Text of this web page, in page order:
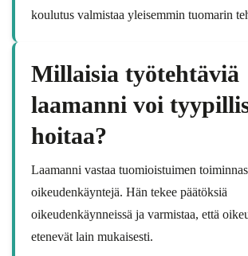
koulutus valmistaa yleisemmin tuomarin
Millaisia työtehtäviä
laamanni voi
hoitaa?
Laamanni vastaa tuomioistuimen
oikeudenkäyntejä. Hän tekee päätöksiä
oikeudenkäynneissä ja varmistaa, että
etenevät lain mukaisesti.